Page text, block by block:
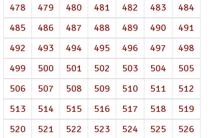
478
479 480 481 482 483
484
485
486 487 488 489 490
491
492
493 494 495 496 497
498
499
500 501 502 503 504
505
506
507 508 509 510 511
512
513
514 515 516 517 518
519
520
521 522 523 524 525
526